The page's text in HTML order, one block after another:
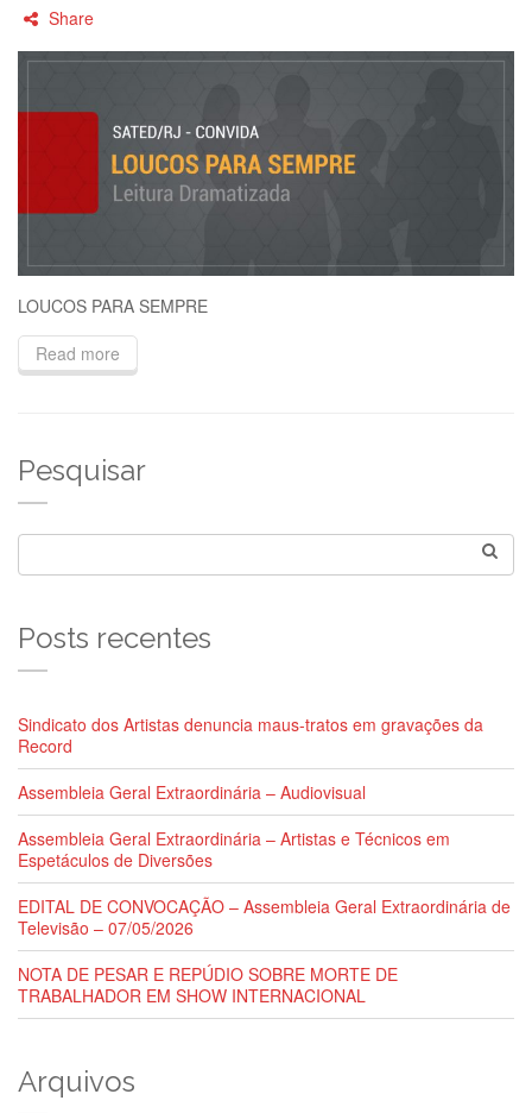
Share
LOUCOS PARA SEMPRE
Read more
Pesquisar
Posts recentes
Sindicato dos Artistas denuncia maus-tratos em gravações da
Record
Assembleia Geral Extraordinária – Audiovisual
Assembleia Geral Extraordinária – Artistas e Técnicos em
Espetáculos de Diversões
EDITAL DE CONVOCAÇÃO – Assembleia Geral Extraordinária de
Televisão – 07/05/2026
NOTA DE PESAR E REPÚDIO SOBRE MORTE DE
TRABALHADOR EM SHOW INTERNACIONAL
Arquivos